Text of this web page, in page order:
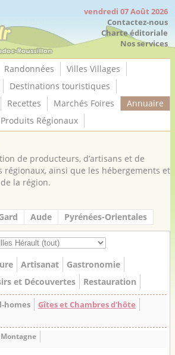
vendredi 07 Août 2026
Contactez-nous
Charte éditoriale
Nos services
Randonnées
Villes Villages
Destinations touristiques
Recettes Marchés Foires
Annuaire
Régionaux
de producteurs, d’artisans et de
ainsi que les hébergements et
la région.
Aude Pyrénées-Orientales
Artisanat
Gastronomie
et Découvertes Restauration
homes
Gîtes et Chambres d'hôte
Montagne